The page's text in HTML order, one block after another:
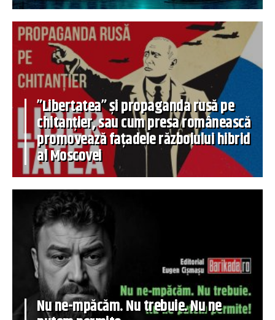
”Libertatea” și propaganda rusă pe
chitanțier, sau cum presa românească
promovează fațadele războiului hibrid
al Moscovei
Nu ne-mpăcăm. Nu trebuie. Nu ne